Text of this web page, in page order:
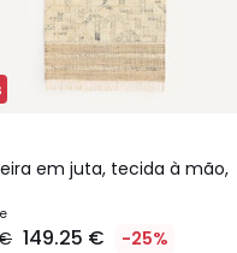
em juta, tecida à mão,
149.25 € -25%